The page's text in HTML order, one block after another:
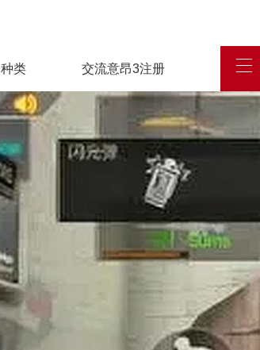
类 交流意昂3注册